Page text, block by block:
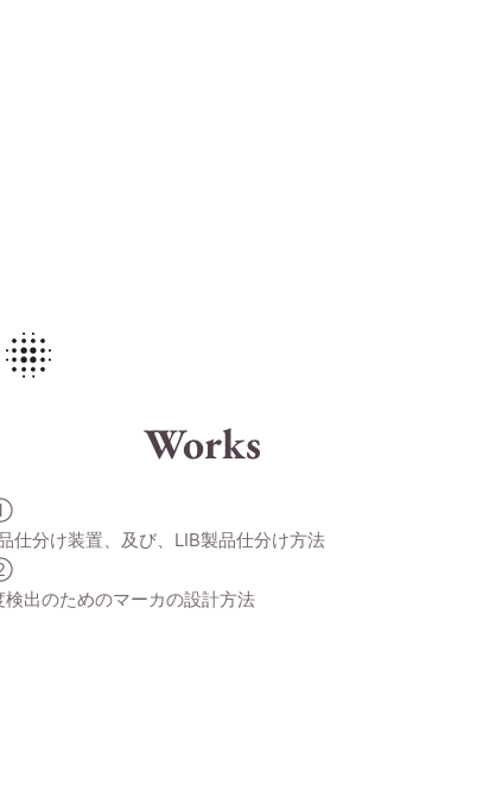
Works
仕分け装置、及び、LIB製品仕分け方法
検出のためのマーカの設計方法